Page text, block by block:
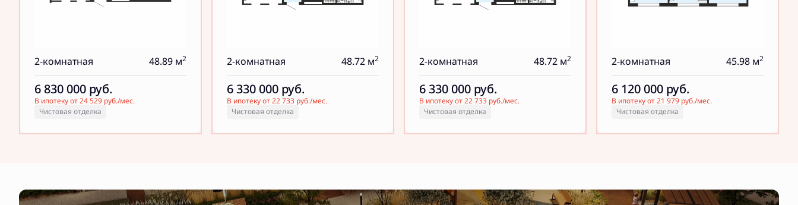
2-комнатная 48.89 м2
6 830 000 руб.
В ипотеку от 24 529 руб./мес.
Чистовая отделка
2-комнатная 48.72 м2
6 330 000 руб.
В ипотеку от 22 733 руб./мес.
Чистовая отделка
2-комнатная 48.72 м2
6 330 000 руб.
В ипотеку от 22 733 руб./мес.
Чистовая отделка
2-комнатная 45.98 м2
6 120 000 руб.
В ипотеку от 21 979 руб./мес.
Чистовая отделка